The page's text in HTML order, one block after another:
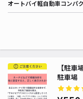
オートバイ軽自動車コンパ
【駐
駐車場